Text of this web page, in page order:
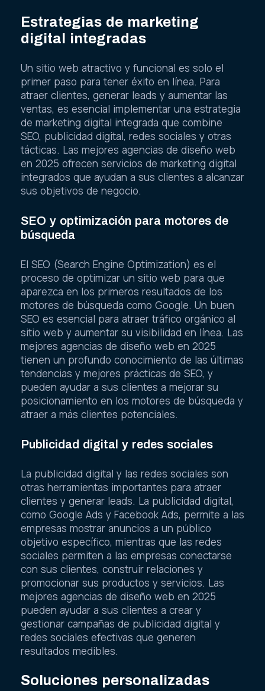
Estrategias de marketing
digital integradas
Un sitio web atractivo y funcional es solo el
primer paso para tener éxito en línea. Para
atraer clientes, generar leads y aumentar las
ventas, es esencial implementar una estrategia
de marketing digital integrada que combine
SEO, publicidad digital, redes sociales y otras
tácticas. Las mejores agencias de diseño web
en 2025 ofrecen servicios de marketing digital
integrados que ayudan a sus clientes a alcanzar
sus objetivos de negocio.
SEO y optimización para motores de
búsqueda
El SEO (Search Engine Optimization) es el
proceso de optimizar un sitio web para que
aparezca en los primeros resultados de los
motores de búsqueda como Google. Un buen
SEO es esencial para atraer tráfico orgánico al
sitio web y aumentar su visibilidad en línea. Las
mejores agencias de diseño web en 2025
tienen un profundo conocimiento de las últimas
tendencias y mejores prácticas de SEO, y
pueden ayudar a sus clientes a mejorar su
posicionamiento en los motores de búsqueda y
atraer a más clientes potenciales.
Publicidad digital y redes sociales
La publicidad digital y las redes sociales son
otras herramientas importantes para atraer
clientes y generar leads. La publicidad digital,
como Google Ads y Facebook Ads, permite a las
empresas mostrar anuncios a un público
objetivo específico, mientras que las redes
sociales permiten a las empresas conectarse
con sus clientes, construir relaciones y
promocionar sus productos y servicios. Las
mejores agencias de diseño web en 2025
pueden ayudar a sus clientes a crear y
gestionar campañas de publicidad digital y
redes sociales efectivas que generen
resultados medibles.
Soluciones personalizadas